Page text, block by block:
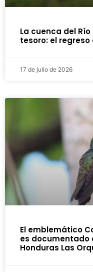
La cuenca del
tesoro: el regreso
17 de julio de 2026
El emblemático
es documentado
Honduras Las